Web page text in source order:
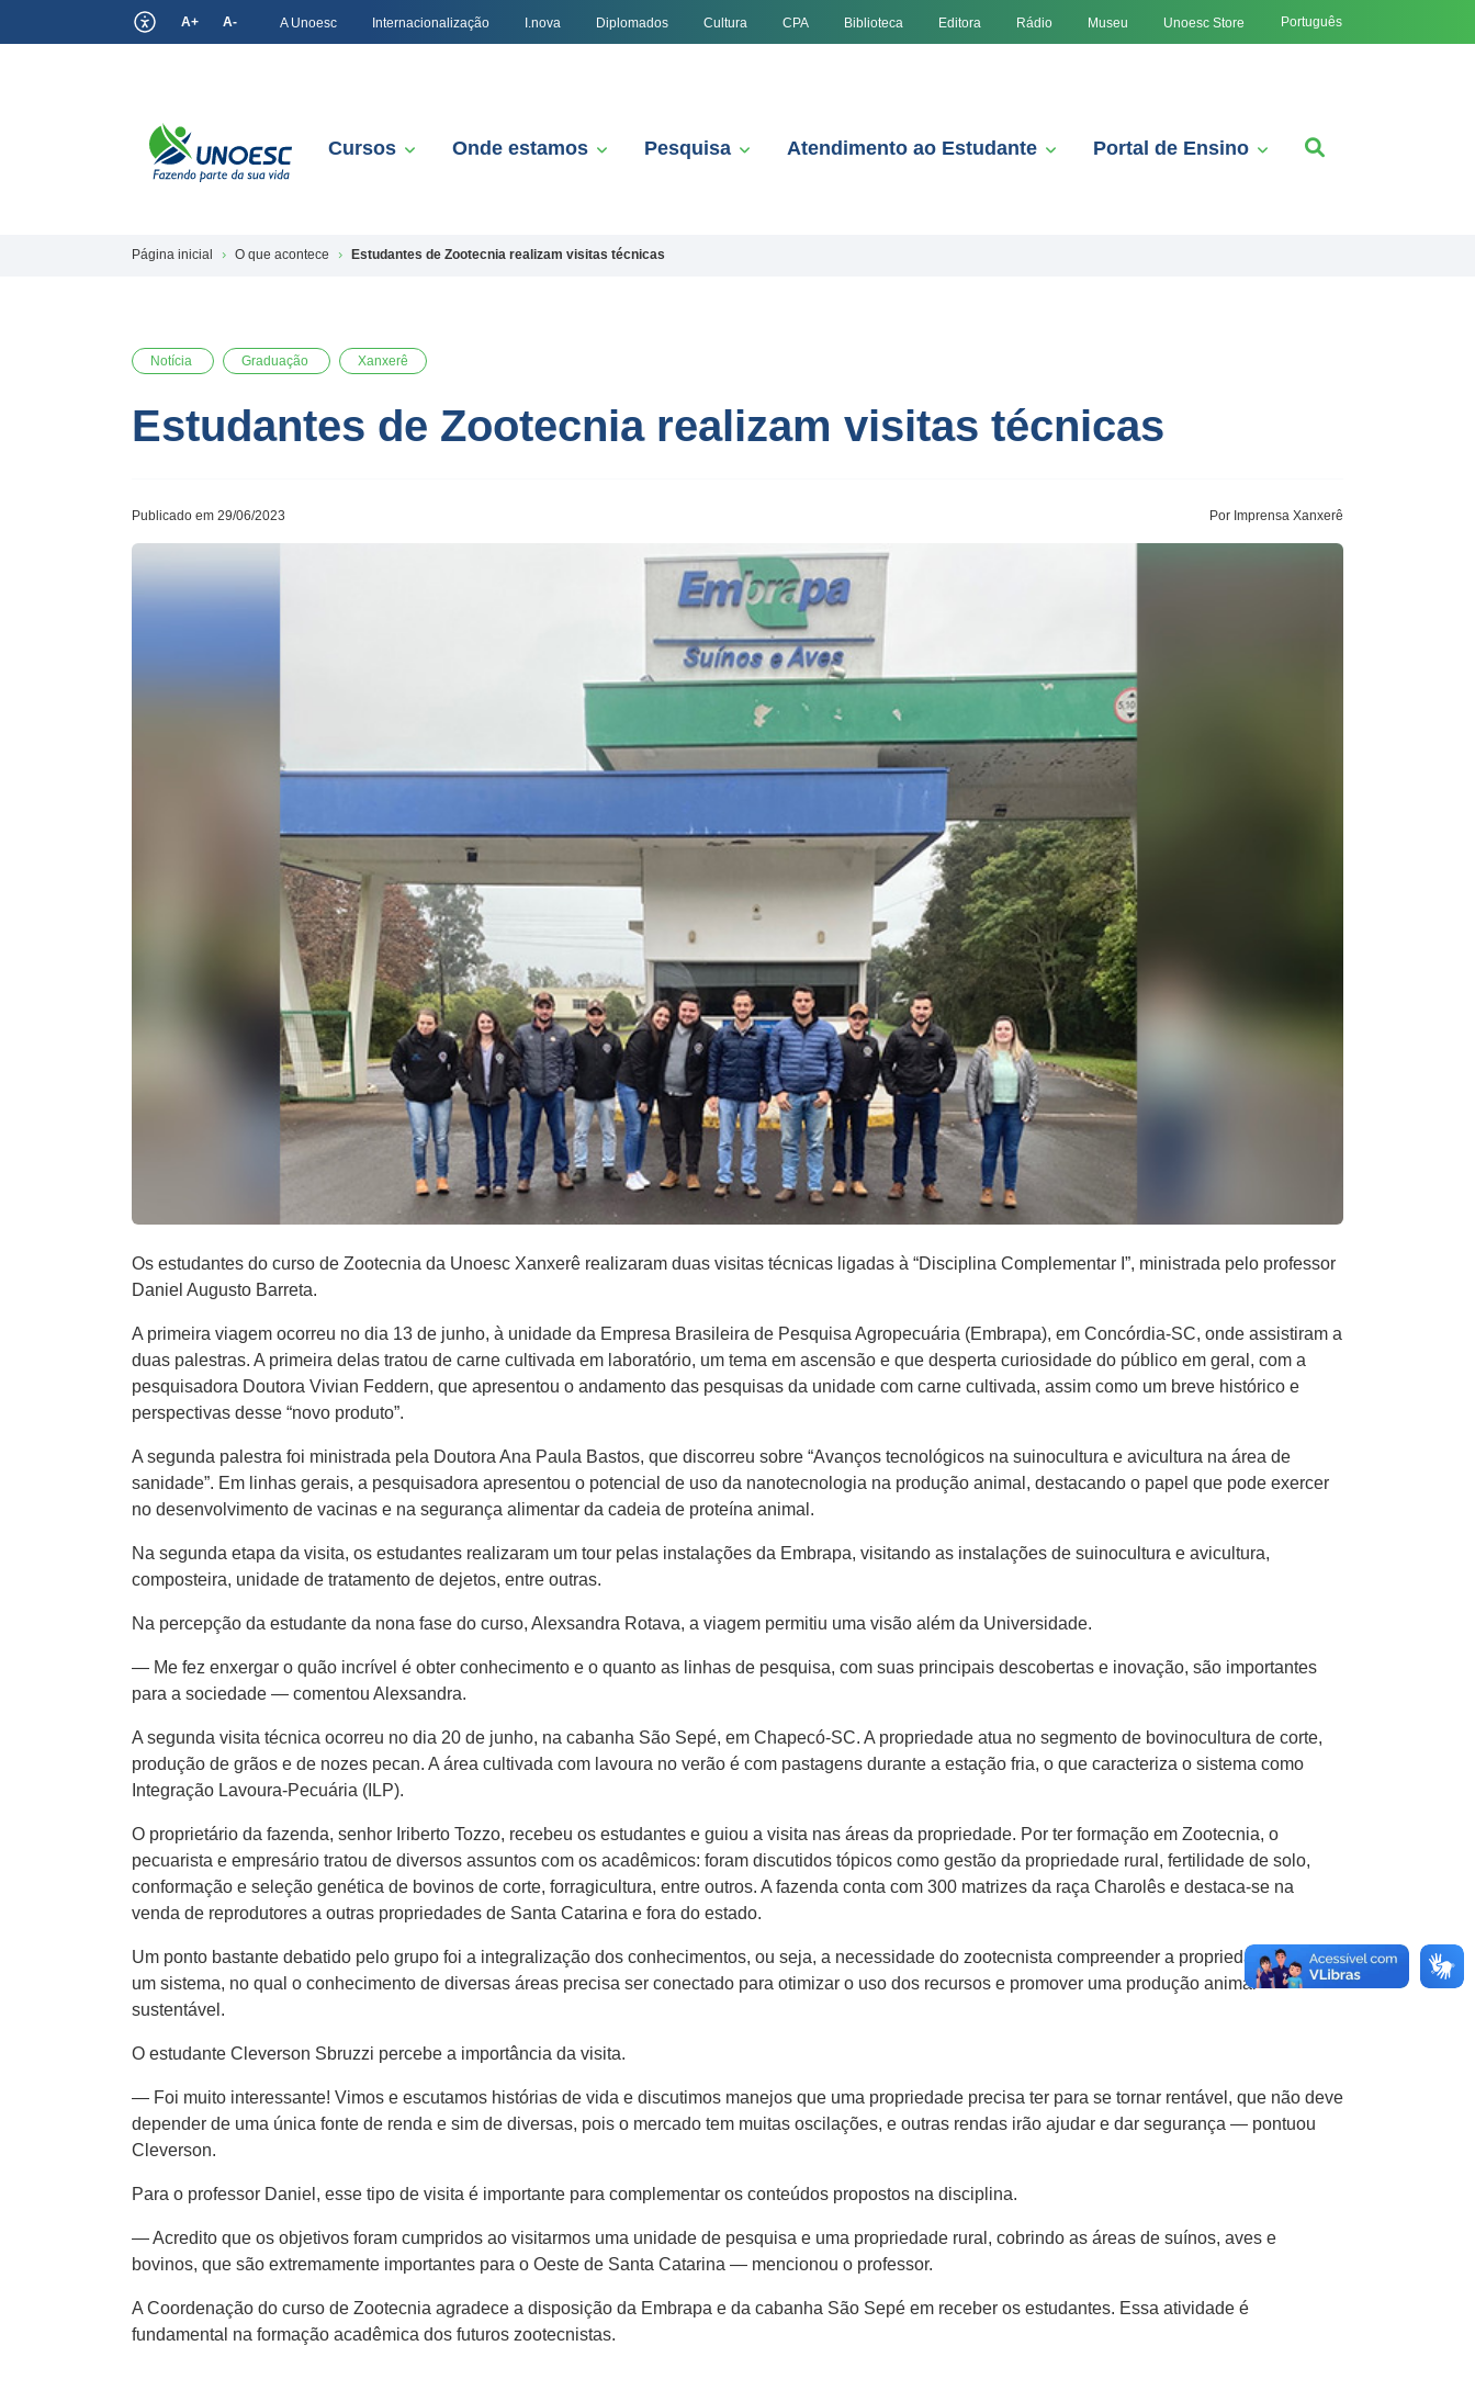
A+ A- A Unoesc Internacionalização I.nova Diplomados Cultura CPA Biblioteca Editora Rádio Museu Unoesc Store Português
Cursos Onde estamos Pesquisa Atendimento ao Estudante Portal de Ensino
Página inicial O que acontece Estudantes de Zootecnia realizam visitas técnicas
Notícia Graduação Xanxerê
Estudantes de Zootecnia realizam visitas técnicas
Publicado em 29/06/2023 Por Imprensa Xanxerê
Os estudantes do curso de Zootecnia da Unoesc Xanxerê realizaram duas visitas técnicas ligadas à “Disciplina Complementar I”, ministrada pelo professor
Daniel Augusto Barreta.
A primeira viagem ocorreu no dia 13 de junho, à unidade da Empresa Brasileira de Pesquisa Agropecuária (Embrapa), em Concórdia-SC, onde assistiram a
duas palestras. A primeira delas tratou de carne cultivada em laboratório, um tema em ascensão e que desperta curiosidade do público em geral, com a
pesquisadora Doutora Vivian Feddern, que apresentou o andamento das pesquisas da unidade com carne cultivada, assim como um breve histórico e
perspectivas desse “novo produto”.
A segunda palestra foi ministrada pela Doutora Ana Paula Bastos, que discorreu sobre “Avanços tecnológicos na suinocultura e avicultura na área de
sanidade”. Em linhas gerais, a pesquisadora apresentou o potencial de uso da nanotecnologia na produção animal, destacando o papel que pode exercer
no desenvolvimento de vacinas e na segurança alimentar da cadeia de proteína animal.
Na segunda etapa da visita, os estudantes realizaram um tour pelas instalações da Embrapa, visitando as instalações de suinocultura e avicultura,
composteira, unidade de tratamento de dejetos, entre outras.
Na percepção da estudante da nona fase do curso, Alexsandra Rotava, a viagem permitiu uma visão além da Universidade.
— Me fez enxergar o quão incrível é obter conhecimento e o quanto as linhas de pesquisa, com suas principais descobertas e inovação, são importantes
para a sociedade — comentou Alexsandra.
A segunda visita técnica ocorreu no dia 20 de junho, na cabanha São Sepé, em Chapecó-SC. A propriedade atua no segmento de bovinocultura de corte,
produção de grãos e de nozes pecan. A área cultivada com lavoura no verão é com pastagens durante a estação fria, o que caracteriza o sistema como
Integração Lavoura-Pecuária (ILP).
O proprietário da fazenda, senhor Iriberto Tozzo, recebeu os estudantes e guiou a visita nas áreas da propriedade. Por ter formação em Zootecnia, o
pecuarista e empresário tratou de diversos assuntos com os acadêmicos: foram discutidos tópicos como gestão da propriedade rural, fertilidade de solo,
conformação e seleção genética de bovinos de corte, forragicultura, entre outros. A fazenda conta com 300 matrizes da raça Charolês e destaca-se na
venda de reprodutores a outras propriedades de Santa Catarina e fora do estado.
Um ponto bastante debatido pelo grupo foi a integralização dos conhecimentos, ou seja, a necessidade do zootecnista compreender a propriedade como
um sistema, no qual o conhecimento de diversas áreas precisa ser conectado para otimizar o uso dos recursos e promover uma produção animal
sustentável.
O estudante Cleverson Sbruzzi percebe a importância da visita.
— Foi muito interessante! Vimos e escutamos histórias de vida e discutimos manejos que uma propriedade precisa ter para se tornar rentável, que não deve
depender de uma única fonte de renda e sim de diversas, pois o mercado tem muitas oscilações, e outras rendas irão ajudar e dar segurança — pontuou
Cleverson.
Para o professor Daniel, esse tipo de visita é importante para complementar os conteúdos propostos na disciplina.
— Acredito que os objetivos foram cumpridos ao visitarmos uma unidade de pesquisa e uma propriedade rural, cobrindo as áreas de suínos, aves e
bovinos, que são extremamente importantes para o Oeste de Santa Catarina — mencionou o professor.
A Coordenação do curso de Zootecnia agradece a disposição da Embrapa e da cabanha São Sepé em receber os estudantes. Essa atividade é
fundamental na formação acadêmica dos futuros zootecnistas.